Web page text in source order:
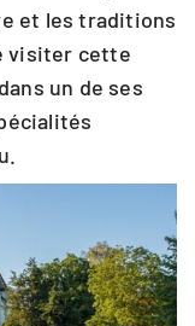
et les traditions
visiter cette
un de ses